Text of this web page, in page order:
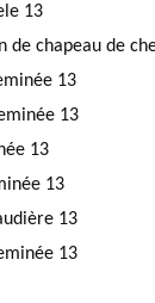
13
de chapeau de
13
13
13
13
13
13